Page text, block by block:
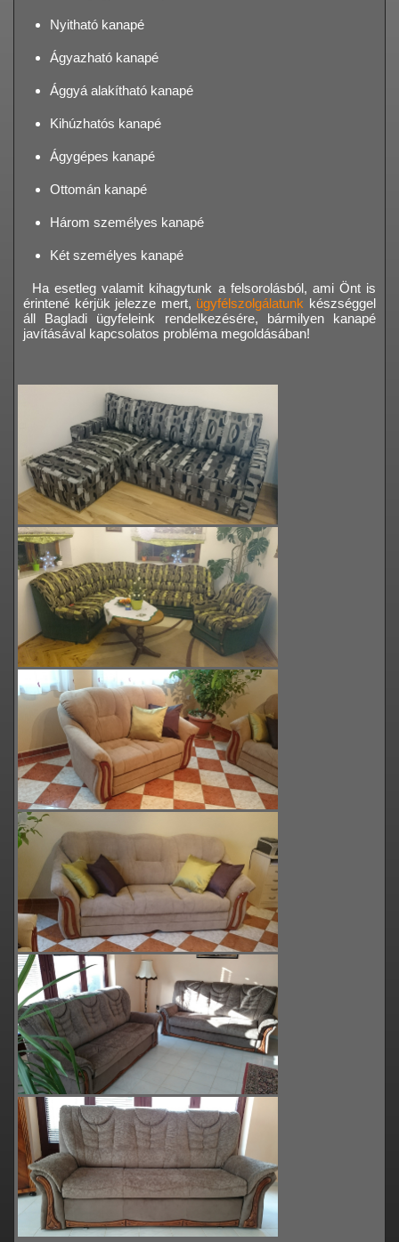
Nyitható kanapé
Ágyazható kanapé
Ággyá alakítható kanapé
Kihúzhatós kanapé
Ágygépes kanapé
Ottomán kanapé
Három személyes kanapé
Két személyes kanapé
Ha esetleg valamit kihagytunk a felsorolásból, ami Önt is
érintené kérjük jelezze mert, ügyfélszolgálatunk készséggel
áll Bagladi ügyfeleink rendelkezésére, bármilyen kanapé
javításával kapcsolatos probléma megoldásában!